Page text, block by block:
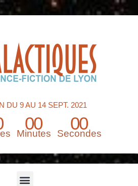
DU 9 AU 14 SEPT. 2021
00
Minutes
00
Secondes